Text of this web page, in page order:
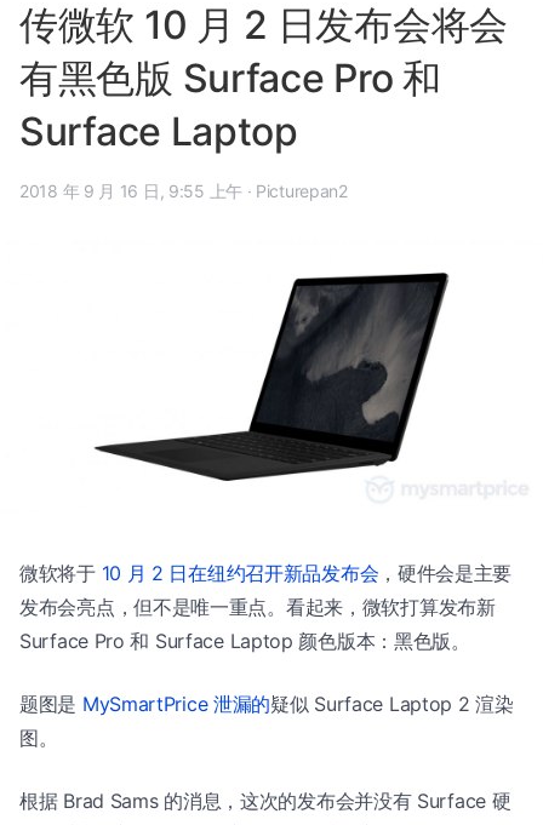
传微软 10 月 2 日发布会将会
有黑色版 Surface Pro 和
Surface Laptop
2018 年 9 月 16 日, 9:55 上午 · Picturepan2
微软将于10 月 2 日在纽约召开新品发布会 ，硬件会是主要
发布会亮点，但不是唯一重点。看起来，微软打算发布新
Surface Pro 和 Surface Laptop 颜色版本：黑色版。
题图是 MySmartPrice 泄漏的疑似 Surface Laptop 2 渲染
图。
根据 Brad Sams 的消息，这次的发布会并没有 Surface 硬